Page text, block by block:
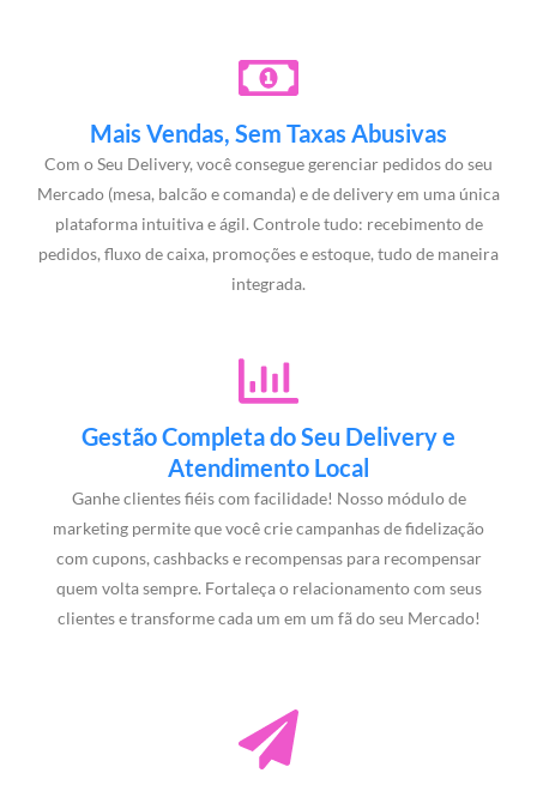
Mais Vendas, Sem Taxas Abusivas
Com o Seu Delivery, você consegue gerenciar pedidos do seu
Mercado (mesa, balcão e comanda) e de delivery em uma única
plataforma intuitiva e ágil. Controle tudo: recebimento de
pedidos, fluxo de caixa, promoções e estoque, tudo de maneira
integrada.
Gestão Completa do Seu Delivery e
Atendimento Local
Ganhe clientes fiéis com facilidade! Nosso módulo de
marketing permite que você crie campanhas de fidelização
com cupons, cashbacks e recompensas para recompensar
quem volta sempre. Fortaleça o relacionamento com seus
clientes e transforme cada um em um fã do seu Mercado!